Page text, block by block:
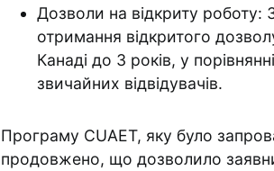
Дозволи на відкриту
отримання відкритого
Канаді до 3 років, у
звичайних відвідувачів.
Програму CUAET, яку було
продовжено, що дозволило